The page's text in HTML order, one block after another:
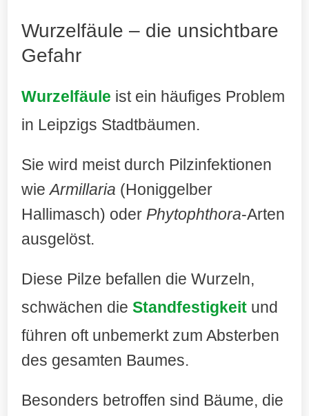
Wurzelfäule – die unsichtbare
Gefahr
Wurzelfäule ist ein häufiges Problem
in Leipzigs Stadtbäumen.
Sie wird meist durch Pilzinfektionen
wieArmillaria (Honiggelber
Hallimasch) oder Phytophthora-Arten
ausgelöst.
Diese Pilze befallen die Wurzeln,
schwächen die Standfestigkeit und
führen oft unbemerkt zum Absterben
des gesamten Baumes.
Besonders betroffen sind Bäume, die